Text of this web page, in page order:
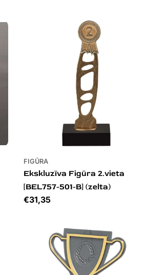
FIGŪRA
Ekskluzīva Figūra 2.vieta
[BEL757-501-B] (zelta)
Cena
€31,35